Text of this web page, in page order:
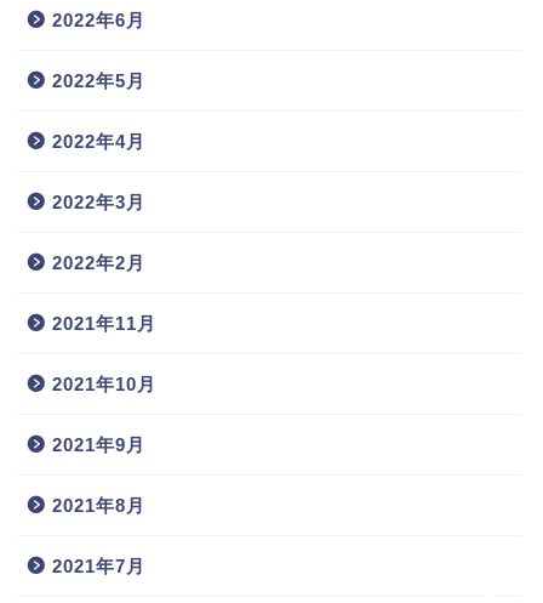
2022年6月
2022年5月
2022年4月
2022年3月
2022年2月
2021年11月
2021年10月
2021年9月
2021年8月
2021年7月